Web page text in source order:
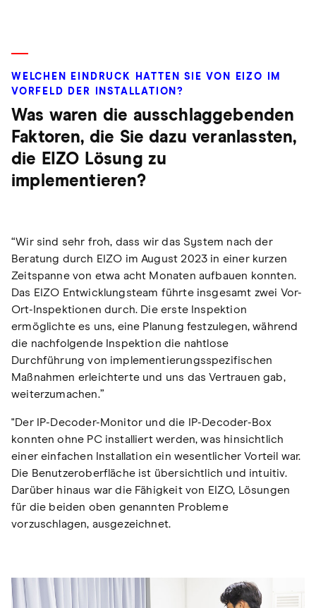
WELCHEN EINDRUCK HATTEN SIE VON EIZO IM
VORFELD DER INSTALLATION?
Was waren die ausschlaggebenden
Faktoren, die Sie dazu veranlassten,
die EIZO Lösung zu
implementieren?
“Wir sind sehr froh, dass wir das System nach der
Beratung durch EIZO im August 2023 in einer kurzen
Zeitspanne von etwa acht Monaten aufbauen konnten.
Das EIZO Entwicklungsteam führte insgesamt zwei Vor-
Ort-Inspektionen durch. Die erste Inspektion
ermöglichte es uns, eine Planung festzulegen, während
die nachfolgende Inspektion die nahtlose
Durchführung von implementierungsspezifischen
Maßnahmen erleichterte und uns das Vertrauen gab,
weiterzumachen.”
"Der IP-Decoder-Monitor und die IP-Decoder-Box
konnten ohne PC installiert werden, was hinsichtlich
einer einfachen Installation ein wesentlicher Vorteil war.
Die Benutzeroberfläche ist übersichtlich und intuitiv.
Darüber hinaus war die Fähigkeit von EIZO, Lösungen
für die beiden oben genannten Probleme
vorzuschlagen, ausgezeichnet.